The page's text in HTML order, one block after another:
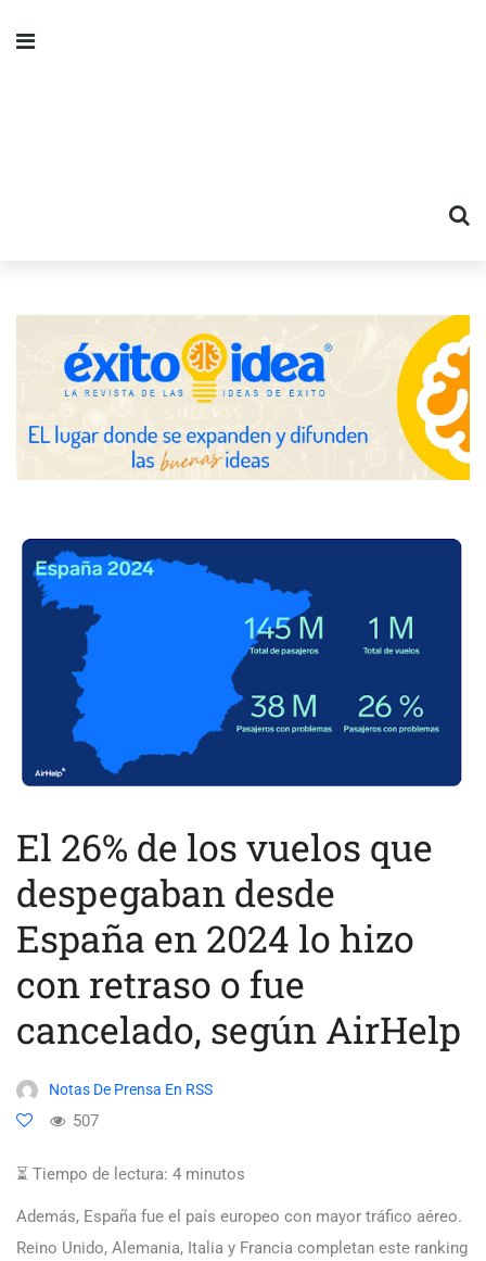
El 26% de los vuelos que
despegaban desde
España en 2024 lo hizo
con retraso o fue
cancelado, según AirHelp
Notas De Prensa En RSS
507
⏳ Tiempo de lectura: 4 minutos
Además, España fue el país europeo con mayor tráfico aéreo.
Reino Unido, Alemania, Italia y Francia completan este ranking